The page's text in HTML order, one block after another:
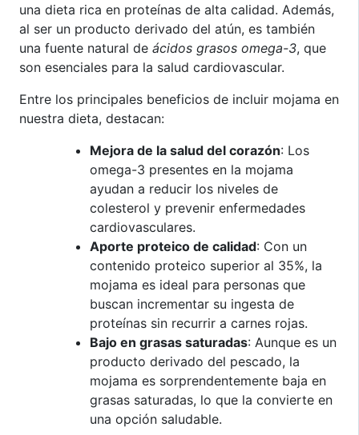
una dieta rica en proteínas de alta calidad. Además,
al ser un producto derivado del atún, es también
una fuente natural de ácidos grasos omega-3, que
son esenciales para la salud cardiovascular.
Entre los principales beneficios de incluir mojama en
nuestra dieta, destacan:
Mejora de la salud del corazón: Los
omega-3 presentes en la mojama
ayudan a reducir los niveles de
colesterol y prevenir enfermedades
cardiovasculares.
Aporte proteico de calidad: Con un
contenido proteico superior al 35%, la
mojama es ideal para personas que
buscan incrementar su ingesta de
proteínas sin recurrir a carnes rojas.
Bajo en grasas saturadas: Aunque es un
producto derivado del pescado, la
mojama es sorprendentemente baja en
grasas saturadas, lo que la convierte en
una opción saludable.